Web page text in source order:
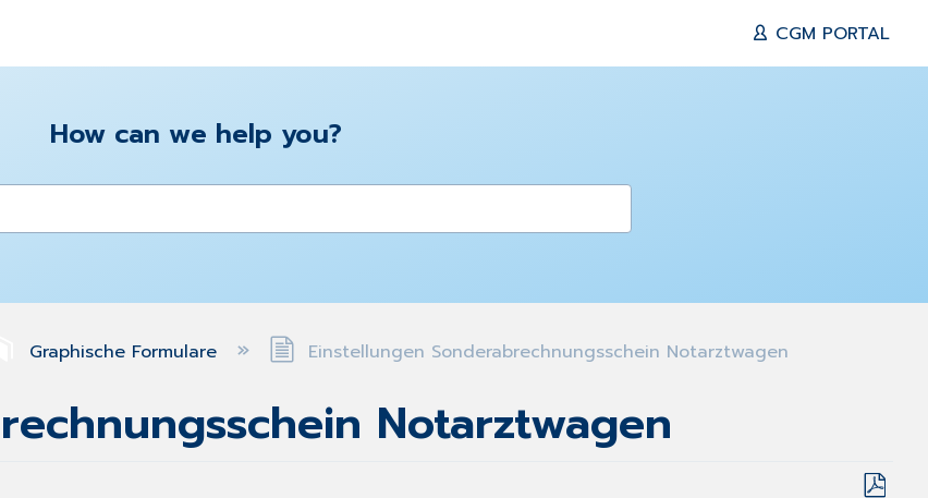
CGM PORTAL
How can we help you?
Graphische Formulare Einstellungen Sonderabrechnungsschein Notarztwagen
Notarztwagen